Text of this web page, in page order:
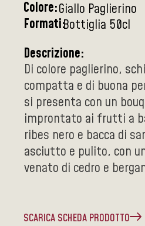
Colore:Giallo Paglierino
Formati:Bottiglia 50cl
Descrizione:
Di colore paglierino,
compatta e di buona
si presenta con un
improntato ai frutti a
ribes nero e bacca di
asciutto e pulito, con
venato di cedro e
SCARICA SCHEDA PRODOTTO